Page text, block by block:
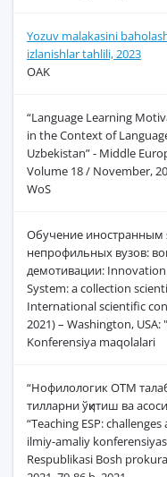
Yozuv mаlаkаsini
izlаnishlаr tаhlili, 2023
OAK
“Language Learning
in the Context of
Uzbekistan” - Middle
Volume 18 / November,
WoS
Обучение иностранным
непрофильных вузов:
демотивации:
System: a collection
International scientific
2021) – Washington, USA:
Konferensiya maqolalari
“Нофилологик ОТМ
тилларни ўқитиш ва
“Teaching ESP:
ilmiy-amaliy
Respublikasi Bosh